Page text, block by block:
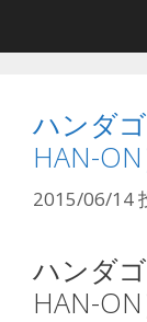
ハンダ
HAN-ON
2015/06/14
ハンダ
HAN-ON